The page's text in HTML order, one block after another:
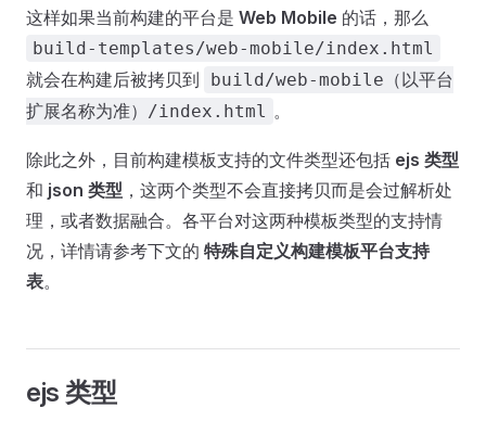
这样如果当前构建的平台是 Web Mobile 的话，那么
build-templates/web-mobile/index.html
就会在构建后被拷贝到
build/web-mobile（以平台
扩展名称为准）/index.html 。
除此之外，目前构建模板支持的文件类型还包括 ejs 类型
和 json 类型 ，这两个类型不会直接拷贝而是会过解析处
理，或者数据融合。各平台对这两种模板类型的支持情
况，详情请参考下文的 特殊自定义构建模板平台支持
表。
ejs 类型